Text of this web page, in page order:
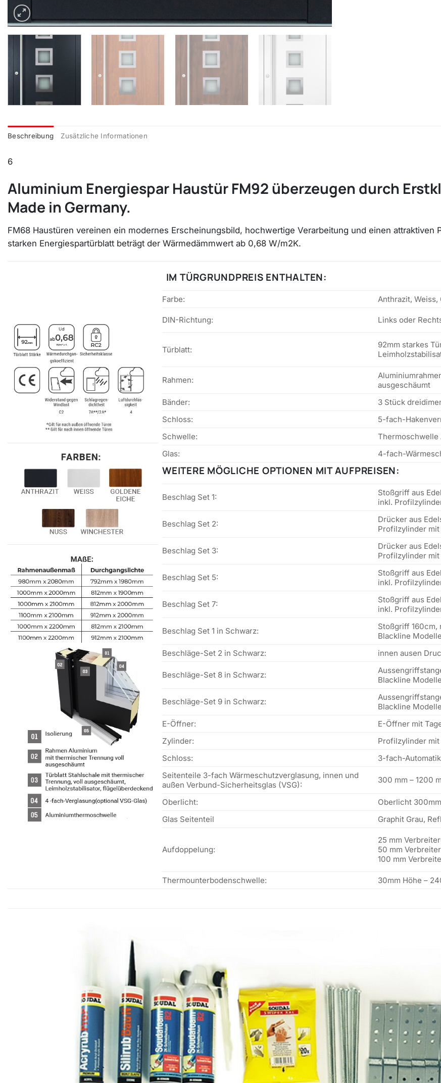
Beschreibung Zusätzliche Informationen
6
Aluminium Energiespar Haustür FM92 überzeugen durch
Made in Germany.
FM68 Haustüren vereinen ein modernes Erscheinungsbild, hochwertige Verarbeitung und einen attraktiven
starken Energiespartürblatt beträgt der Wärmedämmwert ab 0,68 W/m2K.
IM TÜRGRUNDPREIS ENTHALTEN:
Farbe: Anthrazit,
DIN-Richtung: Links oder
Türblatt:
92mm starkes
Rahmen:
ausgeschäumt
Bänder:
3 Stück
Schloss:
5-fach-
Schwelle:
Thermoschwelle
Glas:
4-fach-
WEITERE MÖGLICHE OPTIONEN MIT AUFPREISEN:
Beschlag Set 1:
Stoßgriff aus
inkl.
Beschlag Set 2:
Drücker aus
Profilzylinder
Beschlag Set 3:
Drücker aus
Profilzylinder
Beschlag Set 5:
Stoßgriff aus
inkl.
Beschlag Set 7:
Stoßgriff aus
inkl.
Beschlag Set 1 in Schwarz:
Stoßgriff
Blackline
Beschläge-Set 2 in Schwarz:
innen ausen
Beschläge-Set 8 in Schwarz:
Blackline
Beschläge-Set 9 in Schwarz:
Blackline
E-Öffner:
E-Öffner mit
Zylinder:
Profilzylinder
Schloss:
3-fach-
Seitenteile 3-fach Wärmeschutzverglasung, innen und
außen Verbund-Sicherheitsglas (VSG):
300 mm – 1200
Oberlicht:
Oberlicht
Glas Seitenteil
Graphit Grau,
Aufdoppelung:
25 mm
50 mm
100 mm
Thermounterbodenschwelle: 30mm Höhe –